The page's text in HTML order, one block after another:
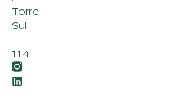
Torre
Sul
-
114